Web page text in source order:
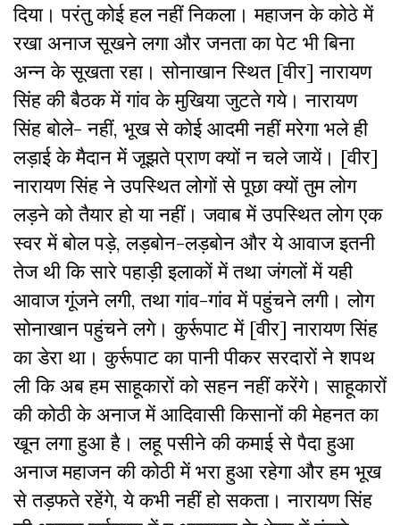
दिया। परंतु कोई हल नहीं निकला। महाजन के कोठे में
रखा अनाज सूखने लगा और जनता का पेट भी बिना
अन्न के सूखता रहा। सोनाखान स्थित [वीर] नारायण
सिंह की बैठक में गांव के मुखिया जुटते गये। नारायण
सिंह बोले- नहीं, भूख से कोई आदमी नहीं मरेगा भले ही
लड़ाई के मैदान में जूझते प्राण क्यों न चले जायें। [वीर]
नारायण सिंह ने उपस्थित लोगों से पूछा क्यों तुम लोग
लड़ने को तैयार हो या नहीं। जवाब में उपस्थित लोग एक
स्वर में बोल पड़े, लड़बोन-लड़बोन और ये आवाज इतनी
तेज थी कि सारे पहाड़ी इलाकों में तथा जंगलों में यही
आवाज गूंजने लगी, तथा गांव-गांव में पहुंचने लगी। लोग
सोनाखान पहुंचने लगे। कुर्रूपाट में [वीर] नारायण सिंह
का डेरा था। कुर्रूपाट का पानी पीकर सरदारों ने शपथ
ली कि अब हम साहूकारों को सहन नहीं करेंगे। साहूकारों
की कोठी के अनाज में आदिवासी किसानों की मेहनत का
खून लगा हुआ है। लहू पसीने की कमाई से पैदा हुआ
अनाज महाजन की कोठी में भरा हुआ रहेगा और हम भूख
से तड़फते रहेंगे, ये कभी नहीं हो सकता। नारायण सिंह